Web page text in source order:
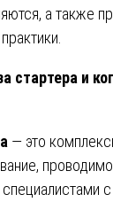
а также
стартера и
— это